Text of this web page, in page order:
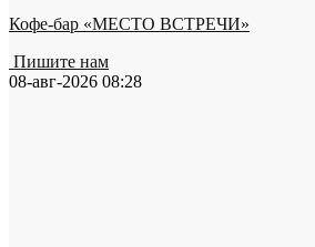
Кофе-бар «МЕСТО ВСТРЕЧИ»
Пишите нам
08-авг-2026 08:28